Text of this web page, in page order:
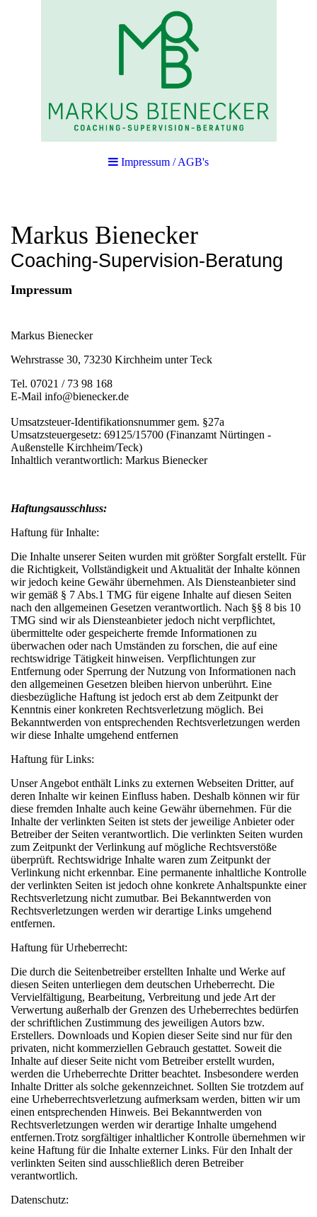
Impressum / AGB's
Markus Bienecker
Coaching-Supervision-Beratung
Impressum
Markus Bienecker
Wehrstrasse 30, 73230 Kirchheim unter Teck
Tel. 07021 / 73 98 168
E-Mail info@bienecker.de
Umsatzsteuer-Identifikationsnummer gem. §27a
Umsatzsteuergesetz: 69125/15700 (Finanzamt Nürtingen -
Außenstelle Kirchheim/Teck)
Inhaltlich verantwortlich: Markus Bienecker
Haftungsausschluss:
Haftung für Inhalte:
Die Inhalte unserer Seiten wurden mit größter Sorgfalt erstellt. Für
die Richtigkeit, Vollständigkeit und Aktualität der Inhalte können
wir jedoch keine Gewähr übernehmen. Als Diensteanbieter sind
wir gemäß § 7 Abs.1 TMG für eigene Inhalte auf diesen Seiten
nach den allgemeinen Gesetzen verantwortlich. Nach §§ 8 bis 10
TMG sind wir als Diensteanbieter jedoch nicht verpflichtet,
übermittelte oder gespeicherte fremde Informationen zu
überwachen oder nach Umständen zu forschen, die auf eine
rechtswidrige Tätigkeit hinweisen. Verpflichtungen zur
Entfernung oder Sperrung der Nutzung von Informationen nach
den allgemeinen Gesetzen bleiben hiervon unberührt. Eine
diesbezügliche Haftung ist jedoch erst ab dem Zeitpunkt der
Kenntnis einer konkreten Rechtsverletzung möglich. Bei
Bekanntwerden von entsprechenden Rechtsverletzungen werden
wir diese Inhalte umgehend entfernen
Haftung für Links:
Unser Angebot enthält Links zu externen Webseiten Dritter, auf
deren Inhalte wir keinen Einfluss haben. Deshalb können wir für
diese fremden Inhalte auch keine Gewähr übernehmen. Für die
Inhalte der verlinkten Seiten ist stets der jeweilige Anbieter oder
Betreiber der Seiten verantwortlich. Die verlinkten Seiten wurden
zum Zeitpunkt der Verlinkung auf mögliche Rechtsverstöße
überprüft. Rechtswidrige Inhalte waren zum Zeitpunkt der
Verlinkung nicht erkennbar. Eine permanente inhaltliche Kontrolle
der verlinkten Seiten ist jedoch ohne konkrete Anhaltspunkte einer
Rechtsverletzung nicht zumutbar. Bei Bekanntwerden von
Rechtsverletzungen werden wir derartige Links umgehend
entfernen.
Haftung für Urheberrecht:
Die durch die Seitenbetreiber erstellten Inhalte und Werke auf
diesen Seiten unterliegen dem deutschen Urheberrecht. Die
Vervielfältigung, Bearbeitung, Verbreitung und jede Art der
Verwertung außerhalb der Grenzen des Urheberrechtes bedürfen
der schriftlichen Zustimmung des jeweiligen Autors bzw.
Erstellers. Downloads und Kopien dieser Seite sind nur für den
privaten, nicht kommerziellen Gebrauch gestattet. Soweit die
Inhalte auf dieser Seite nicht vom Betreiber erstellt wurden,
werden die Urheberrechte Dritter beachtet. Insbesondere werden
Inhalte Dritter als solche gekennzeichnet. Sollten Sie trotzdem auf
eine Urheberrechtsverletzung aufmerksam werden, bitten wir um
einen entsprechenden Hinweis. Bei Bekanntwerden von
Rechtsverletzungen werden wir derartige Inhalte umgehend
entfernen.Trotz sorgfältiger inhaltlicher Kontrolle übernehmen wir
keine Haftung für die Inhalte externer Links. Für den Inhalt der
verlinkten Seiten sind ausschließlich deren Betreiber
verantwortlich.
Datenschutz: